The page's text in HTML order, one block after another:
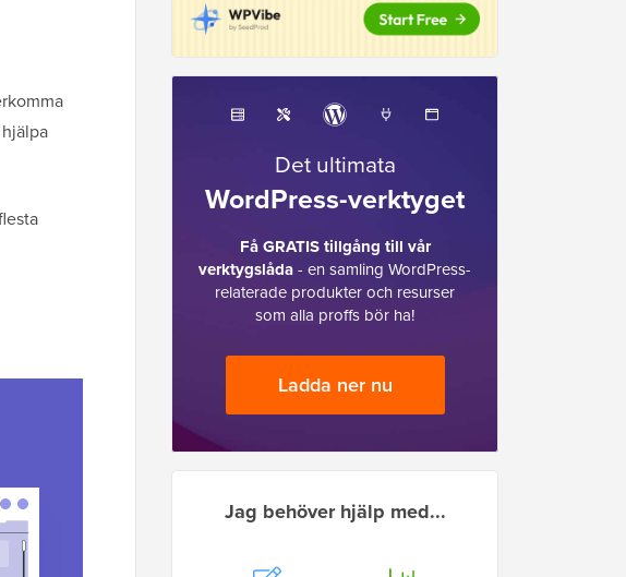
Det ultimata
WordPress-verktyget
Få GRATIS tillgång till vår
verktygslåda- en samling WordPress-
relaterade produkter och resurser
som alla proffs bör ha!
Ladda ner nu
Jag behöver hjälp med...